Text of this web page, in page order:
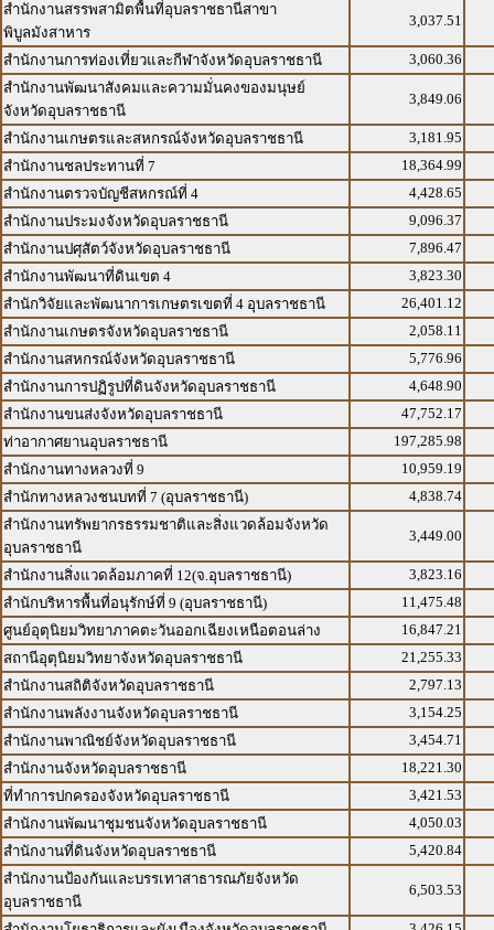
สำนักงานสรรพสามิตพื้นที่อุบลราชธานีสาขา
พิบูลมังสาหาร
3,037.51
สำนักงานการท่องเที่ยวและกีฬาจังหวัดอุบลราชธานี
3,060.36
สำนักงานพัฒนาสังคมและความมั่นคงของมนุษย์
จังหวัดอุบลราชธานี
3,849.06
สำนักงานเกษตรและสหกรณ์จังหวัดอุบลราชธานี
3,181.95
สำนักงานชลประทานที่ 7
18,364.99
สำนักงานตรวจบัญชีสหกรณ์ที่ 4
4,428.65
สำนักงานประมงจังหวัดอุบลราชธานี
9,096.37
สำนักงานปศุสัตว์จังหวัดอุบลราชธานี
7,896.47
สำนักงานพัฒนาที่ดินเขต 4
3,823.30
สำนักวิจัยและพัฒนาการเกษตรเขตที่ 4 อุบลราชธานี
26,401.12
สำนักงานเกษตรจังหวัดอุบลราชธานี
2,058.11
สำนักงานสหกรณ์จังหวัดอุบลราชธานี
5,776.96
สำนักงานการปฏิรูปที่ดินจังหวัดอุบลราชธานี
4,648.90
สำนักงานขนส่งจังหวัดอุบลราชธานี
47,752.17
ท่าอากาศยานอุบลราชธานี
197,285.98
สำนักงานทางหลวงที่ 9
10,959.19
สำนักทางหลวงชนบทที่ 7 (อุบลราชธานี)
4,838.74
สำนักงานทรัพยากรธรรมชาติและสิ่งแวดล้อมจังหวัด
อุบลราชธานี
3,449.00
สำนักงานสิ่งแวดล้อมภาคที่ 12(จ.อุบลราชธานี)
3,823.16
สำนักบริหารพื้นที่อนุรักษ์ที่ 9 (อุบลราชธานี)
11,475.48
ศูนย์อุตุนิยมวิทยาภาคตะวันออกเฉียงเหนือตอนล่าง
16,847.21
สถานีอุตุนิยมวิทยาจังหวัดอุบลราชธานี
21,255.33
สำนักงานสถิติจังหวัดอุบลราชธานี
2,797.13
สำนักงานพลังงานจังหวัดอุบลราชธานี
3,154.25
สำนักงานพาณิชย์จังหวัดอุบลราชธานี
3,454.71
สำนักงานจังหวัดอุบลราชธานี
18,221.30
ที่ทำการปกครองจังหวัดอุบลราชธานี
3,421.53
สำนักงานพัฒนาชุมชนจังหวัดอุบลราชธานี
4,050.03
สำนักงานที่ดินจังหวัดอุบลราชธานี
5,420.84
สำนักงานป้องกันและบรรเทาสาธารณภัยจังหวัด
อุบลราชธานี
6,503.53